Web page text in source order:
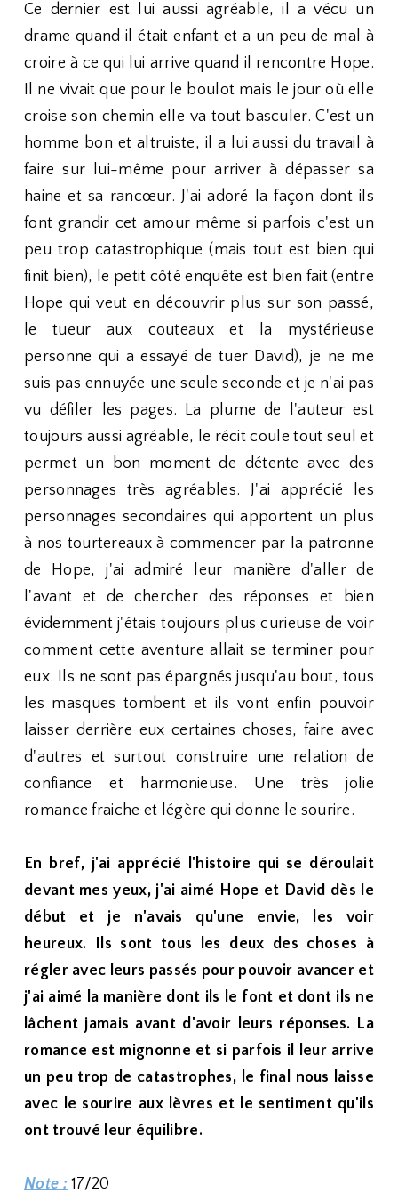
Ce dernier est lui aussi agréable, il a vécu un
drame quand il était enfant et a un peu de mal à
croire à ce qui lui arrive quand il rencontre Hope.
Il ne vivait que pour le boulot mais le jour où elle
croise son chemin elle va tout basculer. C'est un
homme bon et altruiste, il a lui aussi du travail à
faire sur lui-même pour arriver à dépasser sa
haine et sa rancœur. J'ai adoré la façon dont ils
font grandir cet amour même si parfois c'est un
peu trop catastrophique (mais tout est bien qui
finit bien), le petit côté enquête est bien fait (entre
Hope qui veut en découvrir plus sur son passé,
le tueur aux couteaux et la mystérieuse
personne qui a essayé de tuer David), je ne me
suis pas ennuyée une seule seconde et je n'ai pas
vu défiler les pages. La plume de l'auteur est
toujours aussi agréable, le récit coule tout seul et
permet un bon moment de détente avec des
personnages très agréables. J'ai apprécié les
personnages secondaires qui apportent un plus
à nos tourtereaux à commencer par la patronne
de Hope, j'ai admiré leur manière d'aller de
l'avant et de chercher des réponses et bien
évidemment j'étais toujours plus curieuse de voir
comment cette aventure allait se terminer pour
eux. Ils ne sont pas épargnés jusqu'au bout, tous
les masques tombent et ils vont enfin pouvoir
laisser derrière eux certaines choses, faire avec
d'autres et surtout construire une relation de
confiance et harmonieuse. Une très jolie
romance fraiche et légère qui donne le sourire.
En bref, j'ai apprécié l'histoire qui se déroulait
devant mes yeux, j'ai aimé Hope et David dès le
début et je n'avais qu'une envie, les voir
heureux. Ils sont tous les deux des choses à
régler avec leurs passés pour pouvoir avancer et
j'ai aimé la manière dont ils le font et dont ils ne
lâchent jamais avant d'avoir leurs réponses. La
romance est mignonne et si parfois il leur arrive
un peu trop de catastrophes, le final nous laisse
avec le sourire aux lèvres et le sentiment qu'ils
ont trouvé leur équilibre.
Note : 17/20